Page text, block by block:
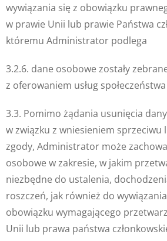
wywiązania się z obowiązku
w prawie Unii lub prawie Państwa
któremu Administrator podlega
3.2.6. dane osobowe zostały
z oferowaniem usług
3.3. Pomimo żądania usunięcia
w związku z wniesieniem sprzeciwu
zgody, Administrator może
osobowe w zakresie, w jakim
niezbędne do ustalenia,
roszczeń, jak również do
obowiązku wymagającego
Unii lub prawa państwa